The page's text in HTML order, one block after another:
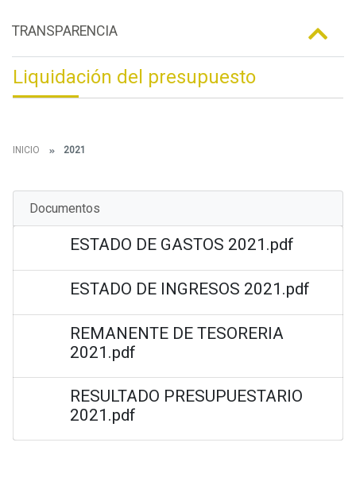
TRANSPARENCIA
Liquidación del presupuesto
INICIO 2021
Documentos
ESTADO DE GASTOS 2021.pdf
ESTADO DE INGRESOS 2021.pdf
REMANENTE DE TESORERIA
2021.pdf
RESULTADO PRESUPUESTARIO
2021.pdf